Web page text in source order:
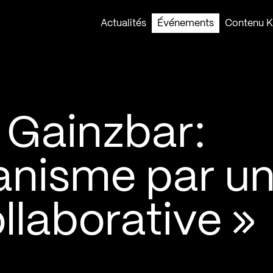
Actualités
Événements Contenu
par
»